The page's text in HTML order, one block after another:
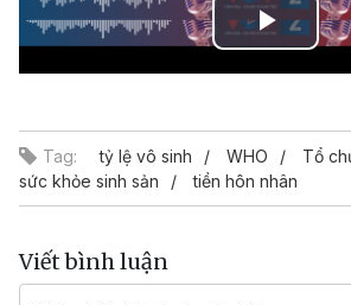
Play
Tag: tỷ lệ vô sinh WHO
Tổ
sức khỏe sinh sản
tiền hôn nhân
Viết bình luận